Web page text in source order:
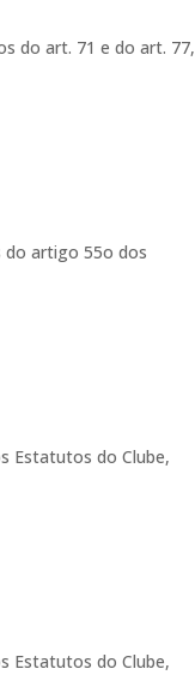
do art. 71 e do art. 77,
do artigo 55o dos
Estatutos do Clube,
Estatutos do Clube,